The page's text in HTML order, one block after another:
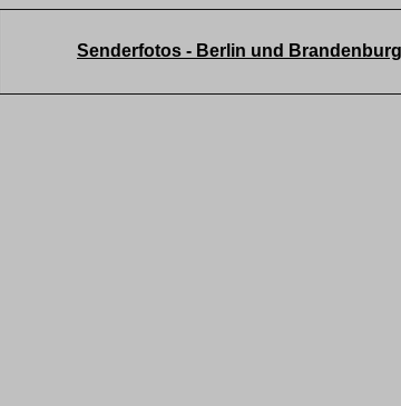
Senderfotos - Berlin und Brandenburg